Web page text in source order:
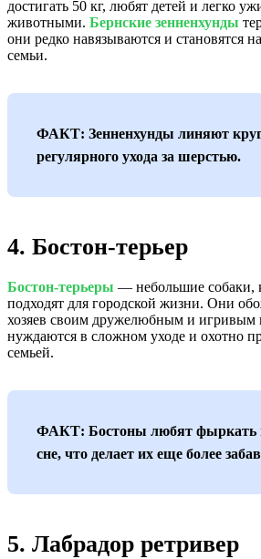
достигать 50 кг, любят детей и легко
животными. Бернские зенненхунды
они редко навязываются и становятся
семьи.
ФАКТ: Зенненхунды линяют
регулярного ухода за шерстью.
4. Бостон-терьер
Бостон-терьеры — небольшие собаки,
подходят для городской жизни. Они
хозяев своим дружелюбным и игривым
нуждаются в сложном уходе и охотно
семьей.
ФАКТ: Бостоны любят фыркать
сне, что делает их еще более
5. Лабрадор ретривер